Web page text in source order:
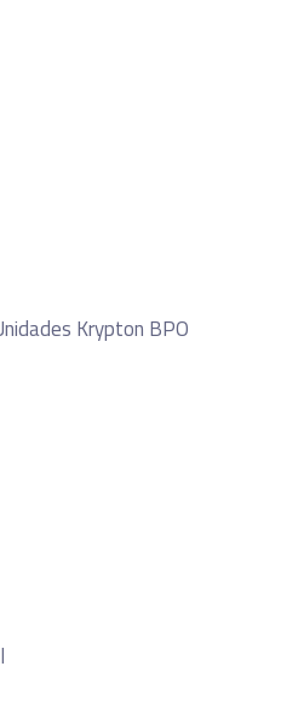
Krypton BPO